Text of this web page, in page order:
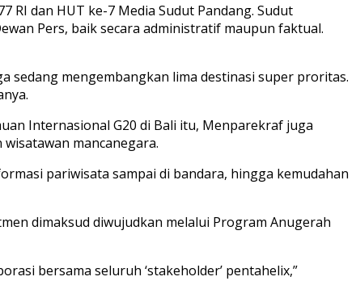
dan HUT ke-7 Media Sudut Pandang. Sudut
Pers, baik secara administratif maupun faktual.
sedang mengembangkan lima destinasi super proritas.
Internasional G20 di Bali itu, Menparekraf juga
mancanegara.
pariwisata sampai di bandara, hingga kemudahan
dimaksud diwujudkan melalui Program Anugerah
bersama seluruh ‘stakeholder’ pentahelix,”